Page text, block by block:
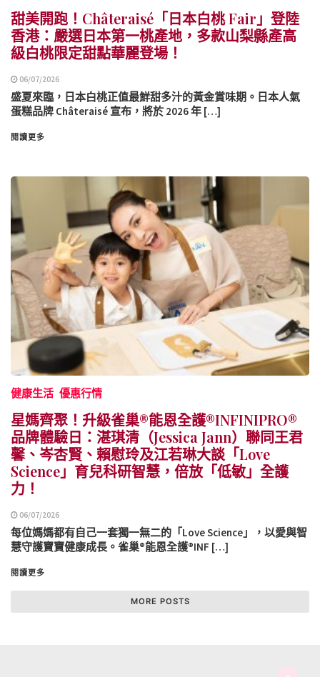
甜美開跑！Châteraisé「日本白桃 Fair」登陸
香港：嚴選日本第一桃產地，多款山梨縣產高
級白桃限定甜點華麗登場！
06/07/2026
盛夏來臨，日本白桃正值最鮮甜多汁的黃金賞味期。日本人氣
蛋糕品牌 Châteraisé 宣布，將於 2026 年 […]
閱讀更多
健康生活 優惠行情
星媽齊聚！升級雀巢®能恩全護®INFINIPRO®
品牌體驗日：湛琪清（Jessica Jann）聯同王君
馨、岑杏賢、賴慰玲及江若琳大談「Love
Science」育兒科研智慧，倍放「低敏」全護
力！
06/07/2026
每位媽媽都有自己一套獨一無二的「Love Science」，以愛與智
慧守護寶寶健康成長。雀巢®能恩全護®INF […]
閱讀更多
MORE POSTS